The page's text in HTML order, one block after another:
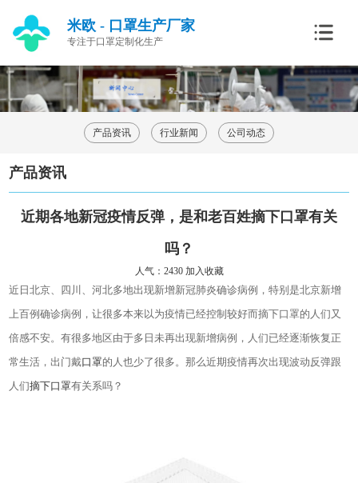
米欧 - 口罩生产厂家
专注于口罩定制化生产
产品资讯 行业新闻 公司动态
产品资讯
近期各地新冠疫情反弹，是和老百姓摘下口罩有关
吗？
人气：2430 加入收藏
近日北京、四川、河北多地出现新增新冠肺炎确诊病例，特别是北京新增
上百例确诊病例，让很多本来以为疫情已经控制较好而摘下口罩的人们又
倍感不安。有很多地区由于多日未再出现新增病例，人们已经逐渐恢复正
常生活，出门戴口罩的人也少了很多。那么近期疫情再次出现波动反弹跟
人们摘下口罩有关系吗？